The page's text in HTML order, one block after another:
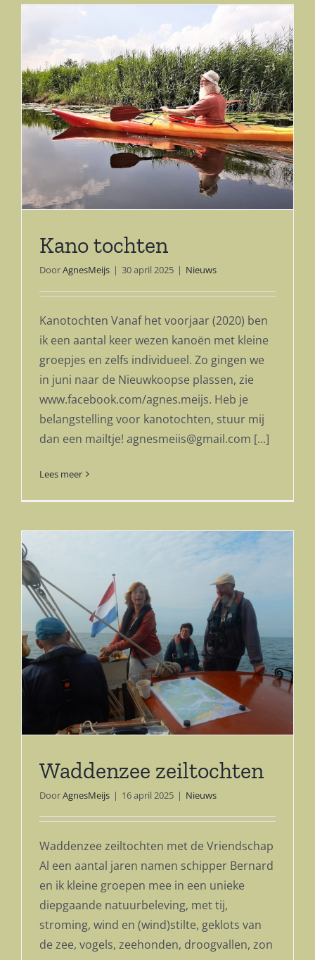
Kano tochten
DoorAgnesMeijs | 30 april 2025 | Nieuws
Kanotochten Vanaf het voorjaar (2020) ben
ik een aantal keer wezen kanoën met kleine
groepjes en zelfs individueel. Zo gingen we
in juni naar de Nieuwkoopse plassen, zie
www.facebook.com/agnes.meijs. Heb je
belangstelling voor kanotochten, stuur mij
dan een mailtje! agnesmeiis@gmail.com [...]
Lees meer
Waddenzee zeiltochten
DoorAgnesMeijs | 16 april 2025 | Nieuws
Waddenzee zeiltochten met de Vriendschap
Al een aantal jaren namen schipper Bernard
en ik kleine groepen mee in een unieke
diepgaande natuurbeleving, met tij,
stroming, wind en (wind)stilte, geklots van
de zee, vogels, zeehonden, droogvallen, zon